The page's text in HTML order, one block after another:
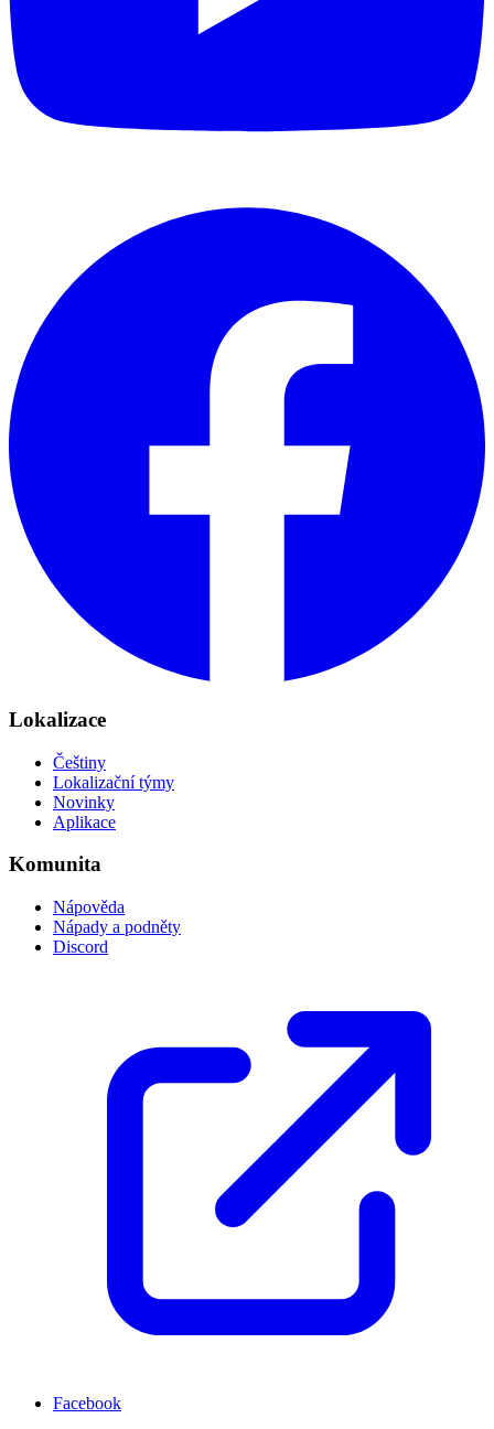
Lokalizace
Češtiny
Lokalizační týmy
Novinky
Aplikace
Komunita
Nápověda
Nápady a podněty
Discord
Facebook